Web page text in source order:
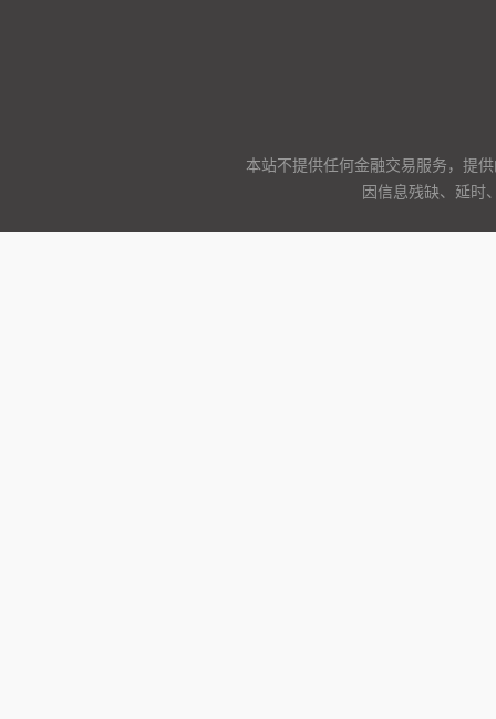
本站不提供任何金融交易服务，提
因信息残缺、延时